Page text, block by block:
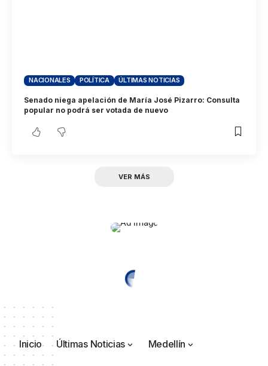
NACIONALES POLÍTICA ÚLTIMAS NOTICIAS
Senado niega apelación de María José Pizarro: Consulta
popular no podrá ser votada de nuevo
VER MÁS
Inicio Últimas Noticias Medellín